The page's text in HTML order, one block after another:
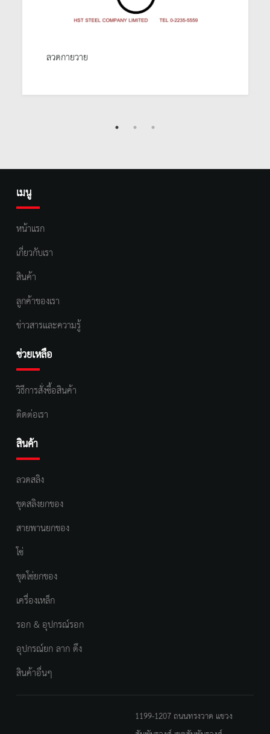
ลวดกายวาย
เมนู
หน้าแรก
เกี่ยวกับเรา
สินค้า
ลูกค้าของเรา
ข่าวสารและความรู้
ช่วยเหลือ
วิธีการสั่งซื้อสินค้า
ติดต่อเรา
สินค้า
ลวดสลิง
ชุดสลิงยกของ
สายพานยกของ
โซ่
ชุดโซ่ยกของ
เครื่องเหล็ก
รอก & อุปกรณ์รอก
อุปกรณ์ยก ลาก ดึง
สินค้าอื่นๆ
1199-1207 ถนนทรงวาด แขวง